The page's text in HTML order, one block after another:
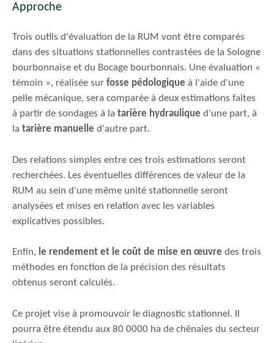
Approche
Trois outils d'évaluation de la RUM vont être comparés
dans des situations stationnelles contrastées de la Sologne
bourbonnaise et du Bocage bourbonnais. Une évaluation «
témoin », réalisée sur fosse pédologique à l'aide d'une
pelle mécanique, sera comparée à deux estimations faites
à partir de sondages à la tarière hydraulique d'une part, à
la tarière manuelle d'autre part.
Des relations simples entre ces trois estimations seront
recherchées. Les éventuelles différences de valeur de la
RUM au sein d'une même unité stationnelle seront
analysées et mises en relation avec les variables
explicatives possibles.
Enfin, le rendement et le coût de mise en œuvre des trois
méthodes en fonction de la précision des résultats
obtenus seront calculés.
Ce projet vise à promouvoir le diagnostic stationnel. Il
pourra être étendu aux 80 0000 ha de chênaies du secteur